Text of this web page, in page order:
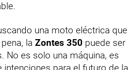
una moto eléctrica que
la Zontes 350 puede ser
No es solo una máquina, es